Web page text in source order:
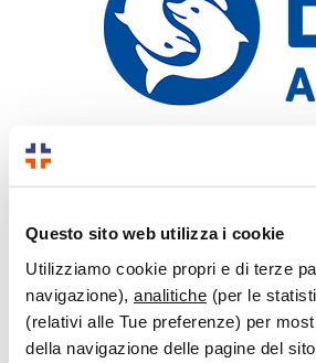
Questo sito web utilizza i cookie
Utilizziamo cookie propri e di terze
navigazione), analitiche (per le
(relativi alle Tue preferenze) per
della navigazione delle pagine del